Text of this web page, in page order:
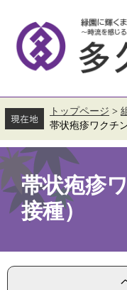
す。
し
て
へ
トップページ >
帯状疱疹ワクチ
本
文
帯状疱疹
接種）